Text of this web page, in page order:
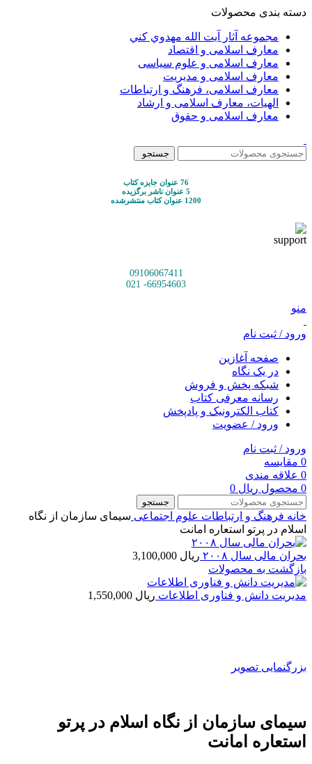
دسته بندی محصولات
مجموعه آثار آيت الله مهدوي كني
معارف اسلامی و اقتصاد
معارف اسلامی و علوم سیاسی
معارف اسلامی و مدیریت
معارف اسلامی، فرهنگ و ارتباطات
الهیات، معارف اسلامی و ارشاد
معارف اسلامی و حقوق
جستجو
76 عنوان جایزه کتاب
5 عنوان ناشر برگزیده
1200 عنوان کتاب منتشرشده
09106067411
66954603- 021
منو
ورود / ثبت نام
صفحه آغازین
در یک نگاه
شبکه پخش و فروش
رسانه معرفی کتاب
کتاب الکترونیک و پادپخش
ورود / عضویت
ورود / ثبت نام
0 مقایسه
0 علاقه مندی
0 محصول ریال
جستجو
خانه فرهنگ و ارتباطات علوم اجتماعی سیمای سازمان از نگاه
اسلام در پرتو استعاره امانت
بحران مالی سال ۲۰۰۸ ریال
بازگشت به محصولات
مدیریت دانش و فناوری اطلاعات ریال
بزرگنمایی تصویر
سیمای سازمان از نگاه اسلام در پرتو
استعاره امانت